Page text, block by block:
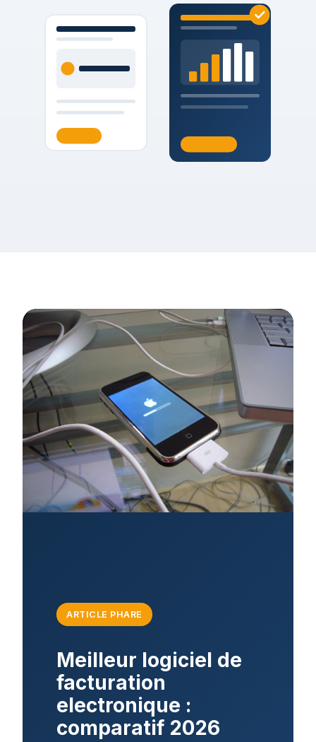
ARTICLE PHARE
Meilleur logiciel de
facturation
electronique :
comparatif 2026